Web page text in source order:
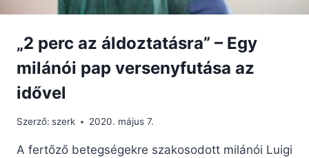
„2 perc az áldoztatásra” – Egy
milánói pap versenyfutása az
idővel
Szerző: szerk 2020. május 7.
A fertőző betegségekre szakosodott milánói Luigi